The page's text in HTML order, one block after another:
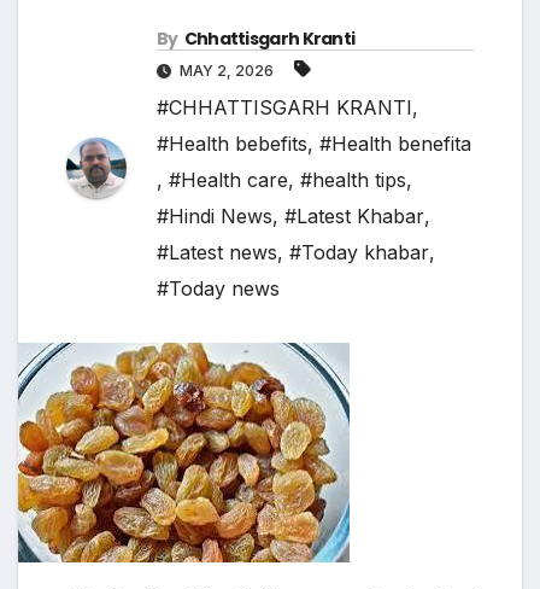
By Chhattisgarh Kranti
MAY 2, 2026
#CHHATTISGARH KRANTI,
#Health bebefits, #Health benefita
, #Health care, #health tips,
#Hindi News, #Latest Khabar,
#Latest news, #Today khabar,
#Today news